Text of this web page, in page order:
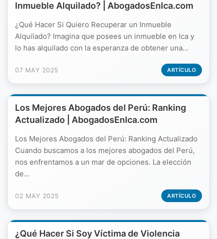
Inmueble Alquilado? | AbogadosEnIca.com
¿Qué Hacer Si Quiero Recuperar un Inmueble
Alquilado? Imagina que posees un inmueble en Ica y
lo has alquilado con la esperanza de obtener una...
07 MAY 2025 ARTÍCULO
Los Mejores Abogados del Perú: Ranking
Actualizado | AbogadosEnIca.com
Los Mejores Abogados del Perú: Ranking Actualizado
Cuando buscamos a los mejores abogados del Perú,
nos enfrentamos a un mar de opciones. La elección
de...
02 MAY 2025 ARTÍCULO
¿Qué Hacer Si Soy Víctima de Violencia